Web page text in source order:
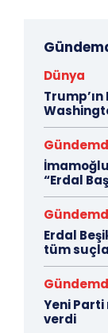
Dünya
“Erdal
Erdal
tüm
Yeni Parti
verdi